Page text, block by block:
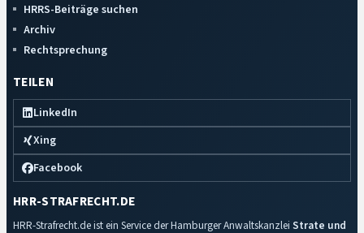
HRRS-Beiträge suchen
Archiv
Rechtsprechung
TEILEN
LinkedIn
Xing
Facebook
HRR-STRAFRECHT.DE
HRR-Strafrecht.de ist ein Service der Hamburger Anwaltskanzlei Strate und